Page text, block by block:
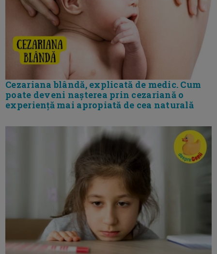
Cezariana blândă, explicată de medic. Cum
poate deveni nașterea prin cezariană o
experiență mai apropiată de cea naturală